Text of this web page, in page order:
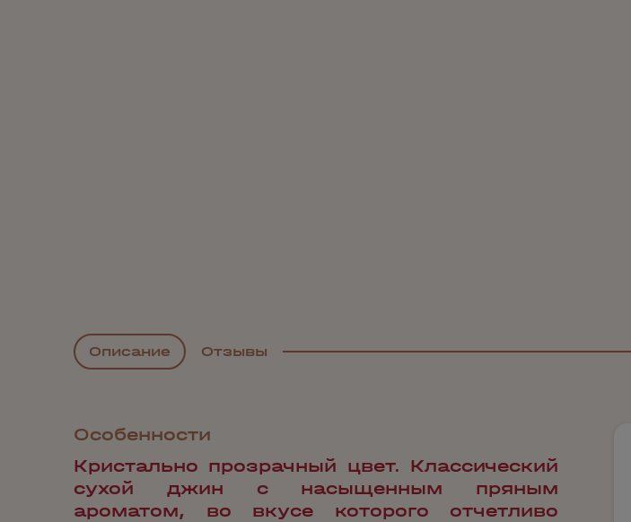
Описание Отзывы
Особенности
Кристально прозрачный цвет. Классический
сухой джин с насыщенным пряным
ароматом, во вкусе которого отчетливо